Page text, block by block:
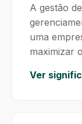
A gestão
uma
maximizar
Ver